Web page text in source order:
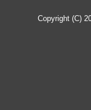
Copyright (C)